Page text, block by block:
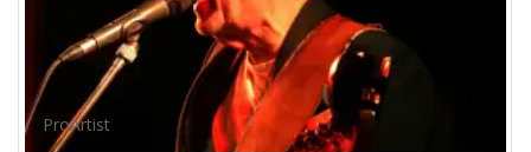
ProArtist